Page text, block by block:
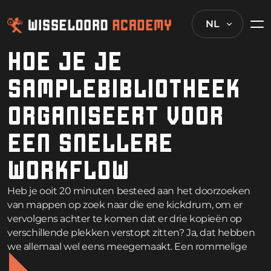
NL
HOE JE JE
SAMPLEBIBLIOTHEEK
ORGANISEERT VOOR
EEN SNELLERE
WORKFLOW
Heb je ooit 20 minuten besteed aan het doorzoeken
van mappen op zoek naar die ene kickdrum, om er
vervolgens achter te komen dat er drie kopieën op
verschillende plekken verstopt zitten? Ja, dat hebben
we allemaal wel eens meegemaakt. Een rommelige
samplebibliotheek is in feite een creativiteitskiller. Maar